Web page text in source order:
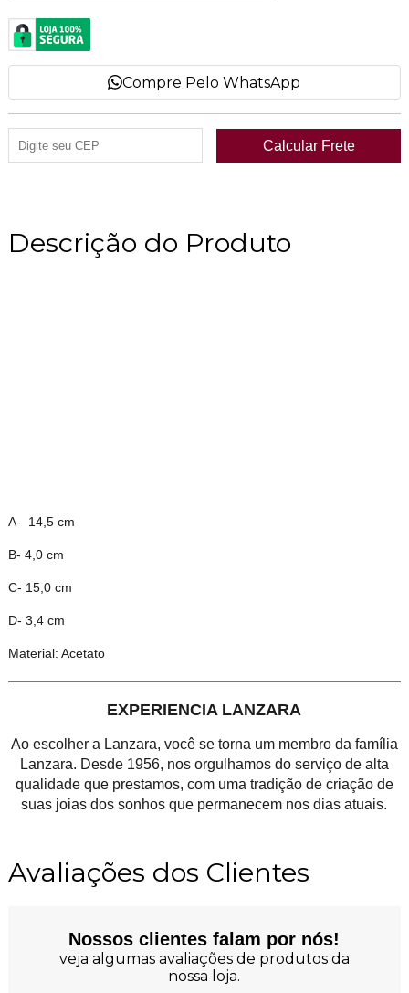
Compre Pelo WhatsApp
Descrição do Produto
A- 14,5 cm
B- 4,0 cm
C- 15,0 cm
D- 3,4 cm
Material: Acetato
EXPERIENCIA LANZARA
Ao escolher a Lanzara, você se torna um membro da família
Lanzara. Desde 1956, nos orgulhamos do serviço de alta
qualidade que prestamos, com uma tradição de criação de
suas joias dos sonhos que permanecem nos dias atuais.
Avaliações dos Clientes
Nossos clientes falam por nós!
veja algumas avaliações de produtos da
nossa loja.